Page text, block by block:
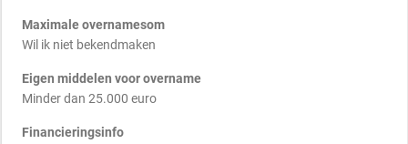
Maximale overnamesom
Wil ik niet bekendmaken
Eigen middelen voor overname
Minder dan 25.000 euro
Financieringsinfo